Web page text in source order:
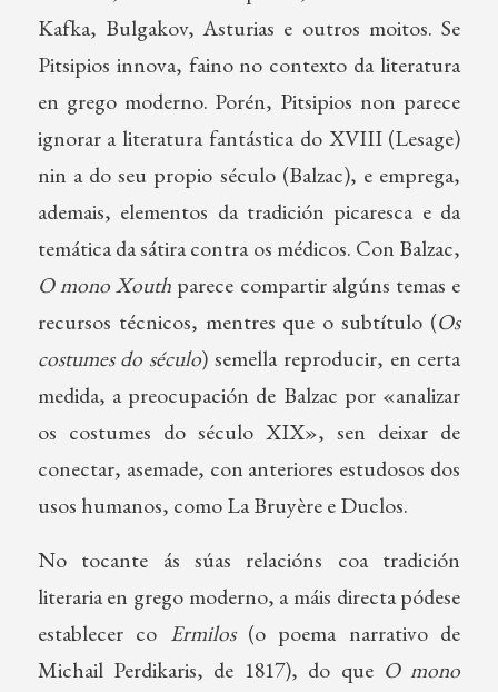
Kafka, Bulgakov, Asturias e outros moitos. Se
Pitsipios innova, faino no contexto da literatura
en grego moderno. Porén, Pitsipios non parece
ignorar a literatura fantástica do XVIII (Lesage)
nin a do seu propio século (Balzac), e emprega,
ademais, elementos da tradición picaresca e da
temática da sátira contra os médicos. Con Balzac,
O mono Xouth parece compartir algúns temas e
recursos técnicos, mentres que o subtítulo (Os
costumes do século) semella reproducir, en certa
medida, a preocupación de Balzac por «analizar
os costumes do século XIX», sen deixar de
conectar, asemade, con anteriores estudosos dos
usos humanos, como La Bruyère e Duclos.
No tocante ás súas relacións coa tradición
literaria en grego moderno, a máis directa pódese
establecer co Ermilos(o poema narrativo de
Michail Perdikaris, de 1817), do que O mono